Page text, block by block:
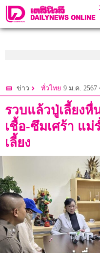
ข่าว ทั่วไทย 9 ม.ค. 2567
รวบแล้วปู่เลี้ยง
เชื้อ-ซึมเศร้า แม่
เลี้ยง